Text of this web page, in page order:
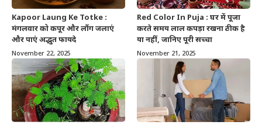
Kapoor Laung Ke Totke :
मंगलवार को कपूर और लौंग जलाएं
और पाएं अद्भुत फायदे
November 22, 2025
Red Color In Puja : घर में पूजा
करते समय लाल कपड़ा रखना ठीक है
या नहीं, जानिए पूरी सच्चा
November 21, 2025